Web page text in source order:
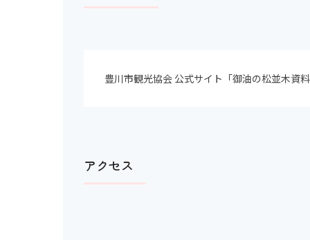
豊川市観光協会 公式サイト「御油の松並木資
アクセス